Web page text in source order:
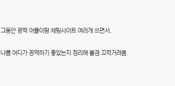
그동안 꽁떡 어플이랑 채팅사이트 여러개 쓰면서..
나름 어디가 꽁떡하기 좋았는지 정리해 볼겸 끄적거려봄.